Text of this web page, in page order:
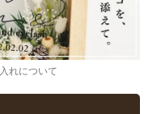
れについて